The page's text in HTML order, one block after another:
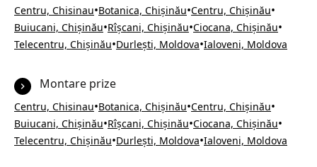
Centru, Chisinau•Botanica, Chișinău•Centru, Chișinău•
Buiucani, Chișinău•Rîșcani, Chișinău•Ciocana, Chișinău•
Telecentru, Chișinău•Durlești, Moldova•Ialoveni, Moldova
Montare prize
Centru, Chisinau•Botanica, Chișinău•Centru, Chișinău•
Buiucani, Chișinău•Rîșcani, Chișinău•Ciocana, Chișinău•
Telecentru, Chișinău•Durlești, Moldova•Ialoveni, Moldova